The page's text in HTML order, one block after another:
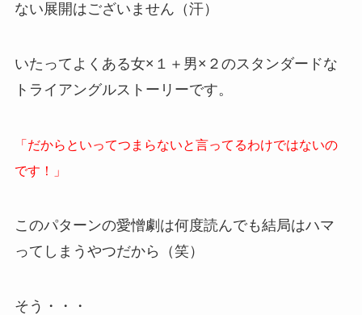
ない展開はございません（汗）
いたってよくある女×１＋男×２のスタンダードな
トライアングルストーリーです。
「だからといってつまらないと言ってるわけではないの
です！」
このパターンの愛憎劇は何度読んでも結局はハマ
ってしまうやつだから（笑）
そう・・・